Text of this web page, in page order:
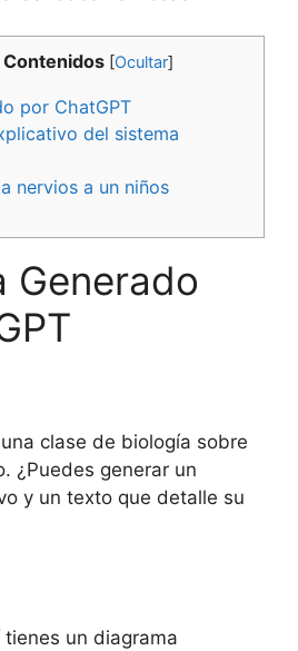
Contenidos [Ocultar]
por ChatGPT
del sistema
nervios a un niños
Generado
clase de biología sobre
¿Puedes generar un
y un texto que detalle su
un diagrama